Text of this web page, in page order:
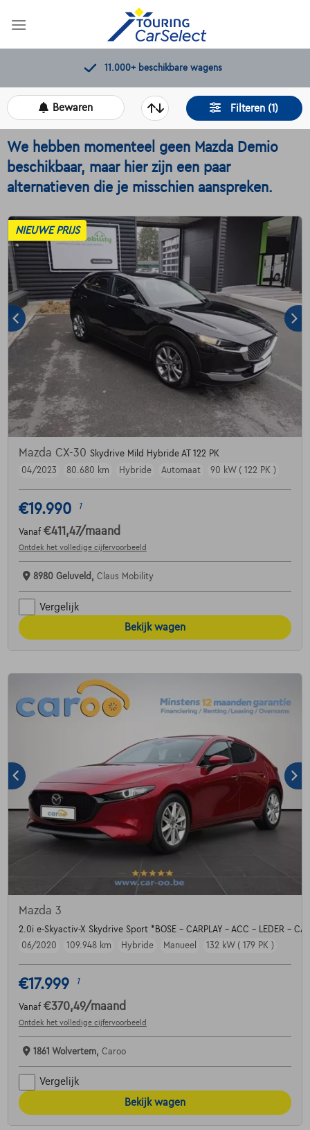
Kwaliteitscontroles door Touring
Filteren (1)
Bewaren
We hebben momenteel geen Mazda Demio
beschikbaar, maar hier zijn een paar
alternatieven die je misschien aanspreken.
NIEUWE PRIJS
Mazda CX-30 Skydrive Mild Hybride AT 122 PK
04/2023
80.680 km Hybride Automaat 90 kW ( 122 PK )
€19.990 1
Vanaf €411,47/maand
Ontdek het volledige cijfervoorbeeld
8980 Geluveld, Claus Mobility
Vergelijk
Bekijk wagen
Mazda 3
2.0i e-Skyactiv-X Skydrive Sport *BOSE - CARPLAY - ACC - LEDER -
06/2020
109.948 km Hybride Manueel 132 kW ( 179 PK )
€17.999 1
Vanaf €370,49/maand
Ontdek het volledige cijfervoorbeeld
1861 Wolvertem, Caroo
Vergelijk
Bekijk wagen